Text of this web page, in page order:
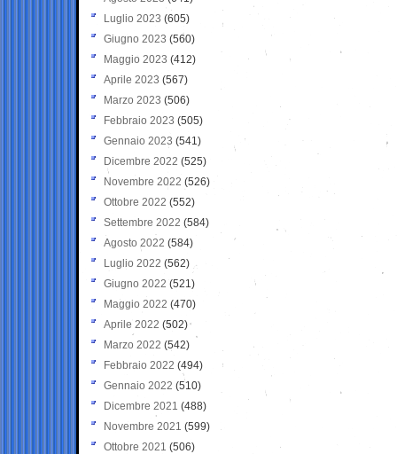
Luglio 2023 (605)
Giugno 2023 (560)
Maggio 2023 (412)
Aprile 2023 (567)
Marzo 2023 (506)
Febbraio 2023 (505)
Gennaio 2023 (541)
Dicembre 2022 (525)
Novembre 2022 (526)
Ottobre 2022 (552)
Settembre 2022 (584)
Agosto 2022 (584)
Luglio 2022 (562)
Giugno 2022 (521)
Maggio 2022 (470)
Aprile 2022 (502)
Marzo 2022 (542)
Febbraio 2022 (494)
Gennaio 2022 (510)
Dicembre 2021 (488)
Novembre 2021 (599)
Ottobre 2021 (506)